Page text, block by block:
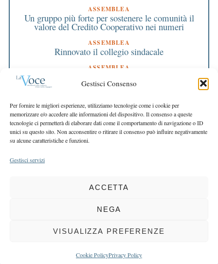
Gestisci Consenso
Per fornire le migliori esperienze, utilizziamo tecnologie come i cookie per
memorizzare e/o accedere alle informazioni del dispositivo. Il consenso a queste
tecnologie ci permetterà di elaborare dati come il comportamento di navigazione o ID
unici su questo sito. Non acconsentire o ritirare il consenso può influire negativamente
su alcune caratteristiche e funzioni.
Gestisci servizi
ACCETTA
NEGA
VISUALIZZA PREFERENZE
Cookie PolicyPrivacy Policy
ASSEMBLEA
Un gruppo più forte per sostenere le comunità il
valore del Credito Cooperativo nei numeri
ASSEMBLEA
Rinnovato il collegio sindacale
ASSEMBLEA
Bilancio approvato all’unanimità e 2 milioni
destinati al territorio
EDITORIALE DIRETTORE
Crescere restando riconoscibili
EDITORIALE PRESIDENTE
Costruire futuro insieme
COPYRIGHT 2025 LA VOCE |PRIVACY
BCC DI BUSTO GAROLFO E BUGUGGIATE